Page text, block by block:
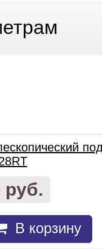
руб.
В корзину